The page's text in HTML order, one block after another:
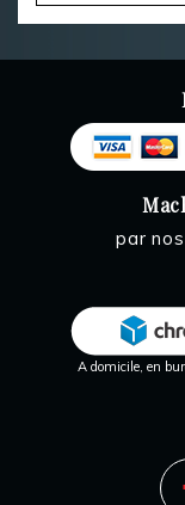
par
A domicile, en